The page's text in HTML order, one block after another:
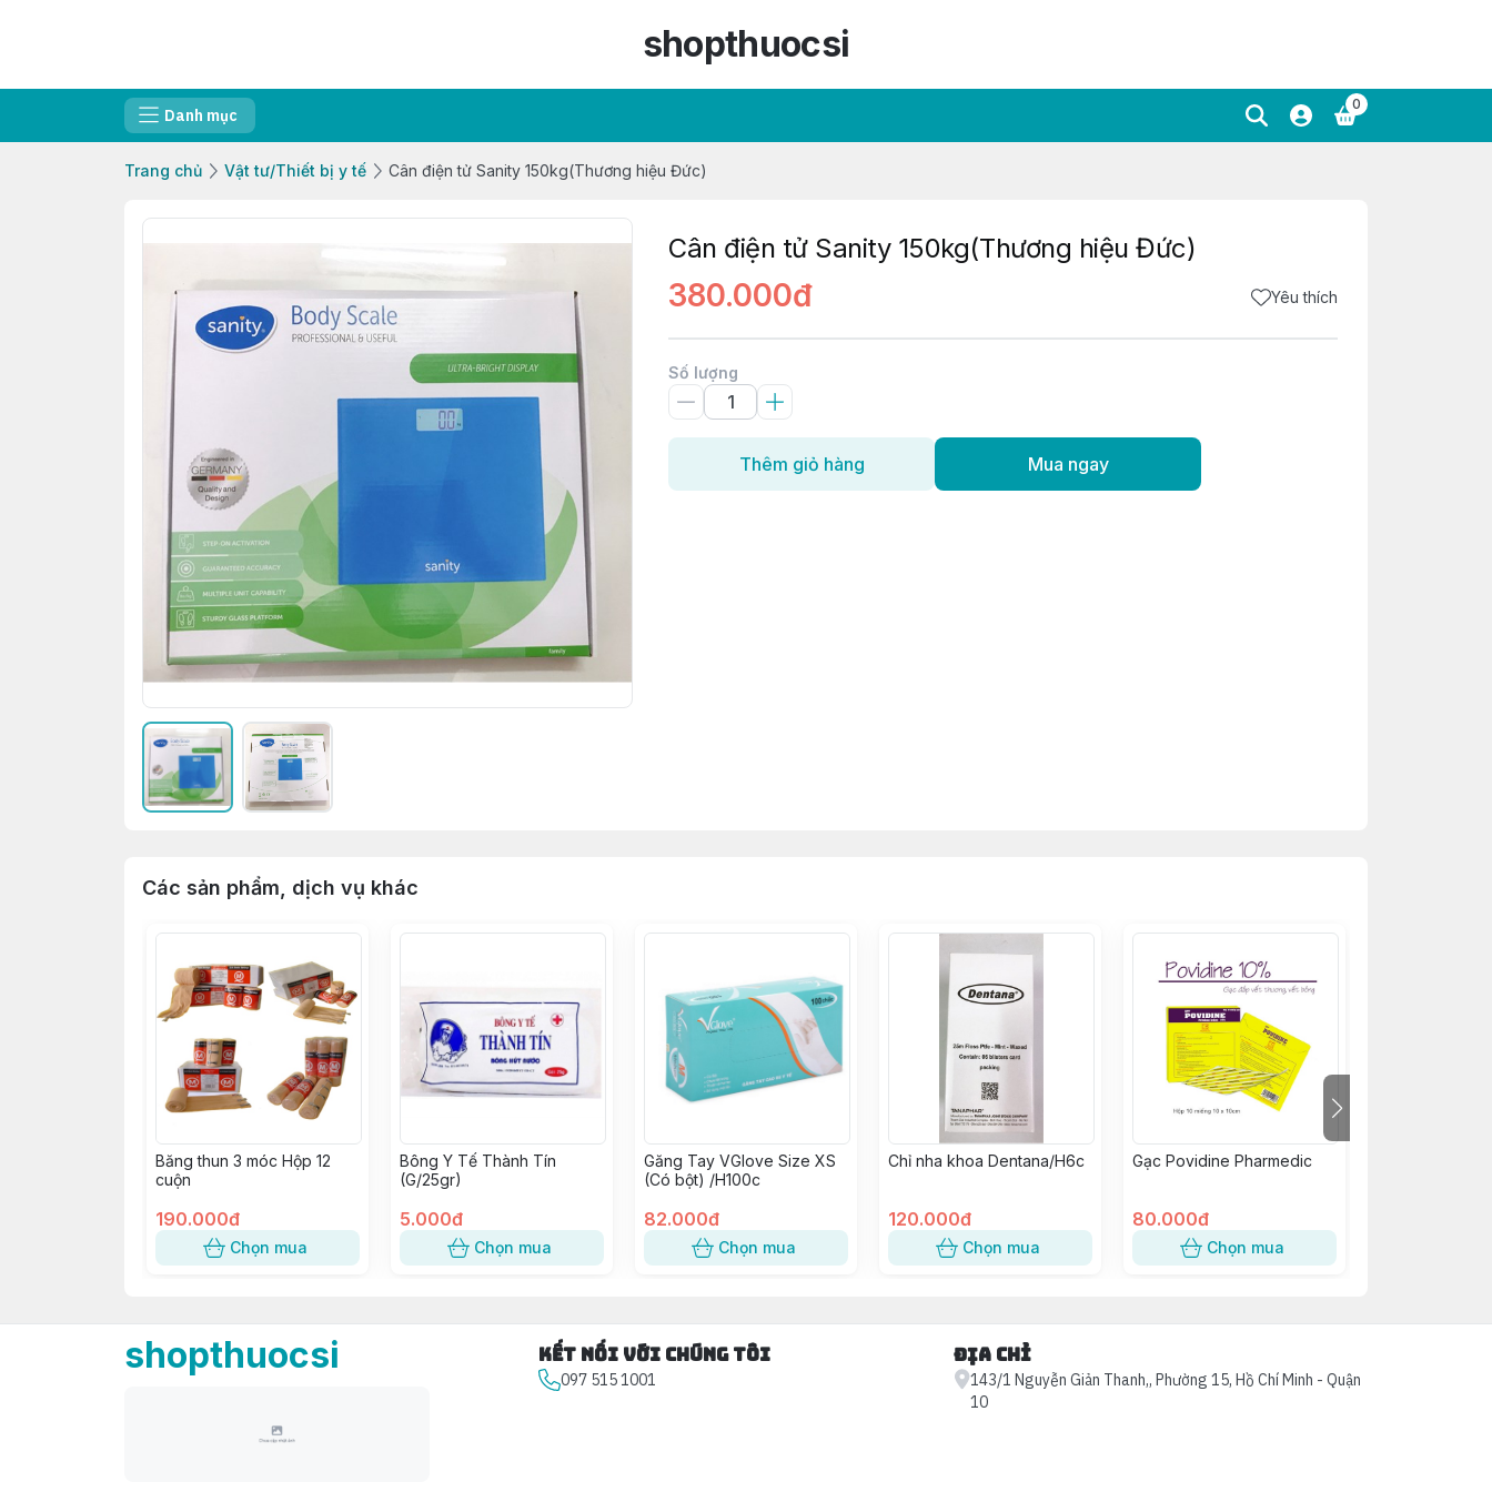
shopthuocsi
Danh mục
0
Trang chủ Vật tư/Thiết bị y tế Cân điện tử Sanity 150kg(Thương hiệu Đức)
Cân điện tử Sanity 150kg(Thương hiệu Đức)
380.000đ Yêu thích
Số lượng
Thêm giỏ hàng Mua ngay
Các sản phẩm, dịch vụ khác
Băng thun 3 móc Hộp 12
cuộn
190.000đ
Chọn mua
Bông Y Tế Thành Tín
(G/25gr)
5.000đ
Chọn mua
Găng Tay VGlove Size XS
(Có bột) /H100c
82.000đ
Chọn mua
Chỉ nha khoa Dentana/H6c
120.000đ
Chọn mua
Gạc Povidine Pharmedic
80.000đ
Chọn mua
shopthuocsi Kết nối với chúng tôi
097 515 1001
Địa chỉ
143/1 Nguyễn Giản Thanh,, Phường 15, Hồ Chí Minh - Quận
10